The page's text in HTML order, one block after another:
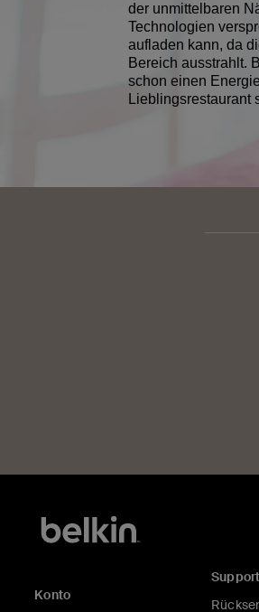
der unmittelbaren
Technologien
aufladen kann, da
Bereich ausstrahlt.
schon einen
Lieblingsrestaurant
Konto
Support